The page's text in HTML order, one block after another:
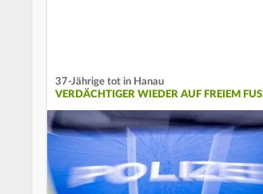
37-Jährige tot in Hanau
VERDÄCHTIGER WIEDER AUF FREIEM FUSS